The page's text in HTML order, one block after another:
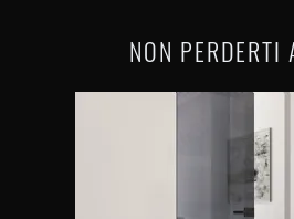
NON PERDERTI